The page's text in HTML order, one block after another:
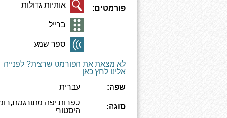
פורמטים: אותיות גדולות
ברייל
ספר שמע
לא מצאת את הפורמט שרצית? לפנייה
אלינו לחץ כאן
שפה:
עברית
סוגה:
ספרות יפה
היסטורי